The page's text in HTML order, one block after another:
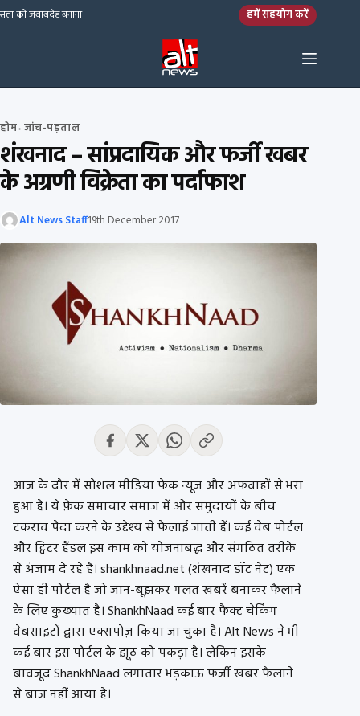
Skip to content
सत्ता को जवाबदेह बनाना। हमें सहयोग करें
होम› जांच-पड़ताल
शंखनाद – सांप्रदायिक और फर्जी खबर
के अग्रणी विक्रेता का पर्दाफाश
Alt News Staff19th December 2017
आज के दौर में सोशल मीडिया फेक न्यूज और अफवाहों से भरा
हुआ है। ये फ़ेक समाचार समाज में और समुदायों के बीच
टकराव पैदा करने के उद्देश्य से फैलाई जाती हैं। कई वेब पोर्टल
और ट्विटर हैंडल इस काम को योजनाबद्ध और संगठित तरीके
से अंजाम दे रहे है। shankhnaad.net (शंखनाद डॉट नेट) एक
ऐसा ही पोर्टल है जो जान-बूझकर गलत खबरें बनाकर फैलाने
के लिए कुख्यात है। ShankhNaad कई बार फैक्ट चेकिंग
वेबसाइटों द्वारा एक्सपोज़ किया जा चुका है। Alt News ने भी
कई बार इस पोर्टल के झूठ को पकड़ा है। लेकिन इसके
बावजूद ShankhNaad लगातार भड़काऊ फर्जी खबर फैलाने
से बाज नहीं आया है।